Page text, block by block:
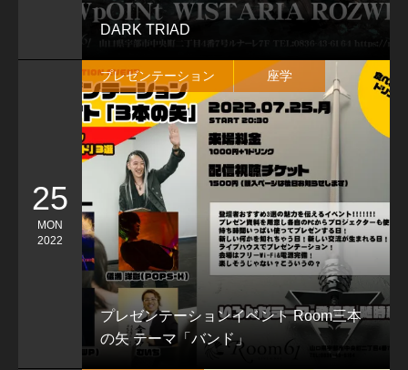
DARK TRIAD
25
MON
2022
プレゼンテーションイベント Room三本
の矢 テーマ「バンド」
プレゼンテーション 座学